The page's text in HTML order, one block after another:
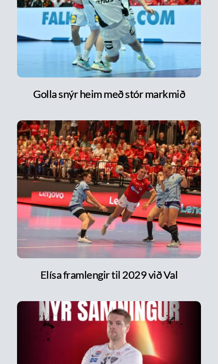
Golla snýr heim með stór markmið
Elísa framlengir til 2029 við Val